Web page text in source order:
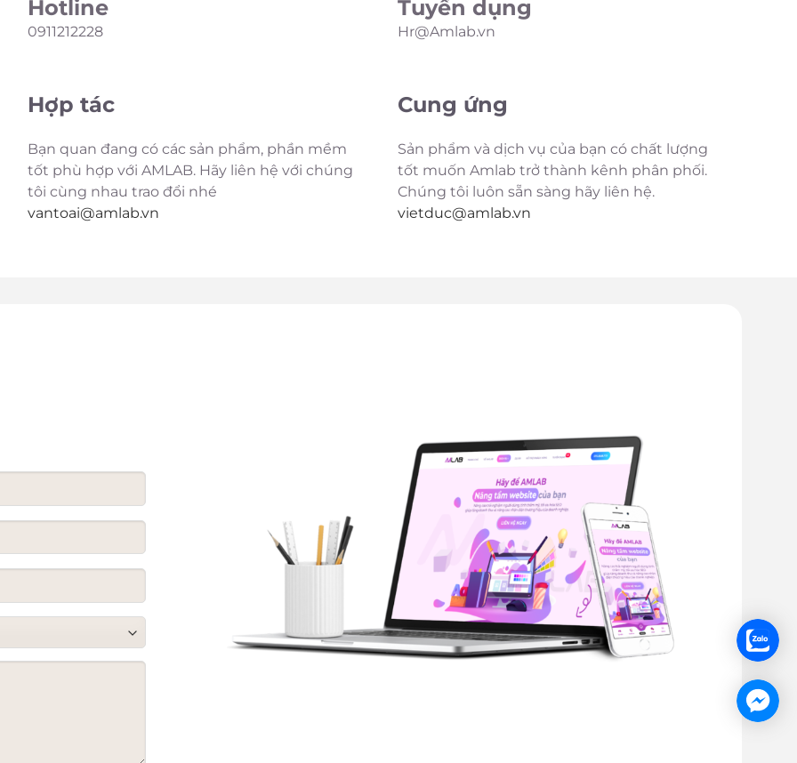
Hotline
0911212228
Tuyển dụng
Hr@Amlab.vn
Hợp tác
Bạn quan đang có các sản phẩm, phần mềm
tốt phù hợp với AMLAB. Hãy liên hệ với chúng
tôi cùng nhau trao đổi nhé
vantoai@amlab.vn
Cung ứng
Sản phẩm và dịch vụ của bạn có chất lượng
tốt muốn Amlab trở thành kênh phân phối.
Chúng tôi luôn sẵn sàng hãy liên hệ.
vietduc@amlab.vn